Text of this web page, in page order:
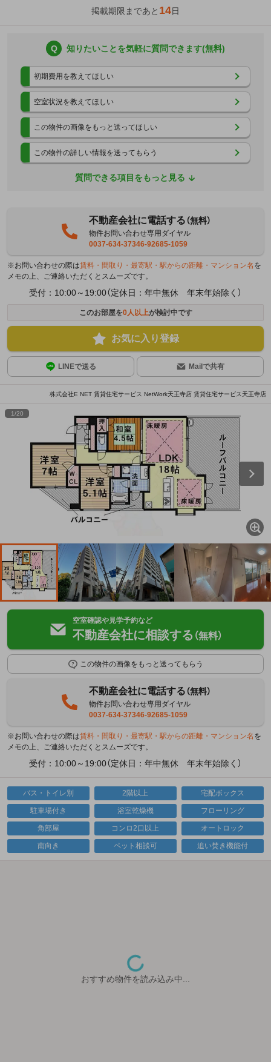
掲載期限まであと 14日
Q 知りたいことを気軽に質問できます(無料)
初期費用を教えてほしい
空室状況を教えてほしい
この物件の画像をもっと送ってほしい
この物件の詳しい情報を送ってもらう
質問できる項目をもっと見る
不動産会社に電話する（無料）
物件お問い合わせ専用ダイヤル
0037-634-37346-92685-1059
※お問い合わせの際は賃料・間取り・最寄駅・駅からの距離・マンション名 を
メモの上、ご連絡いただくとスムーズです。
受付：10:00～19:00（定休日：年中無休 年末年始除く）
このお部屋を0人以上が検討中です
お気に入り登録
LINEで送る Mailで共有
株式会社E NET 賃貸住宅サービス NetWork天王寺店 賃貸住宅サービス天王寺店
1/20
空室確認や見学予約など
不動産会社に相談する （無料）
この物件の画像をもっと送ってもらう
不動産会社に電話する（無料）
物件お問い合わせ専用ダイヤル
0037-634-37346-92685-1059
※お問い合わせの際は賃料・間取り・最寄駅・駅からの距離・マンション名 を
メモの上、ご連絡いただくとスムーズです。
受付：10:00～19:00（定休日：年中無休 年末年始除く）
バス・トイレ別 2階以上 宅配ボックス
駐車場付き 浴室乾燥機 フローリング
角部屋 コンロ2口以上 オートロック
南向き ペット相談可 追い焚き機能付
おすすめ物件を読み込み中...